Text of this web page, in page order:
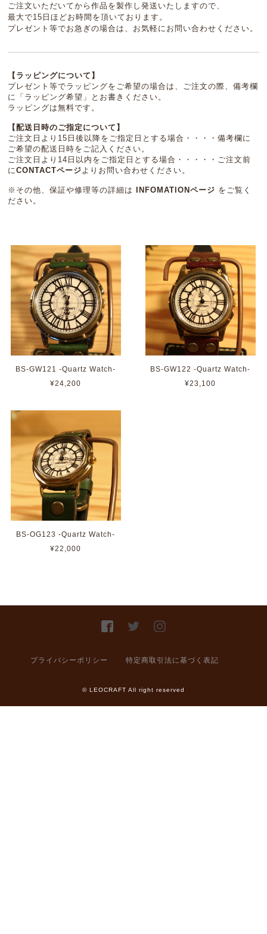
ご注文いただいてから作品を製作し発送いたしますので、
最大で15日ほどお時間を頂いております。
プレゼント等でお急ぎの場合は、お気軽にお問い合わせください。
【ラッピングについて】
プレゼント等でラッピングをご希望の場合は、ご注文の際、備考欄
に「ラッピング希望」とお書きください。
ラッピングは無料です。
【配送日時のご指定について】
ご注文日より15日後以降をご指定日とする場合・・・・備考欄に
ご希望の配送日時をご記入ください。
ご注文日より14日以内をご指定日とする場合・・・・・ご注文前
にCONTACTページよりお問い合わせください。
※その他、保証や修理等の詳細は INFOMATIONページ をご覧く
ださい。
BS-GW121 -Quartz Watch-
¥24,200
BS-GW122 -Quartz Watch-
¥23,100
BS-OG123 -Quartz Watch-
¥22,000
プライバシーポリシー 特定商取引法に基づく表記
© LEOCRAFT All right reserved